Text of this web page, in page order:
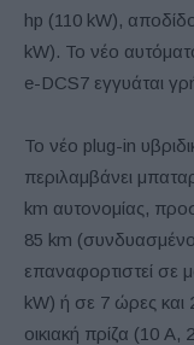
hp (110 kW),
kW). Το νέο
e-DCS7 εγγυάται
Το νέο plug-in
περιλαμβάνει
km αυτονομίας,
85 km
επαναφορτιστεί σε
kW) ή σε 7 ώρες και
οικιακή πρίζα (10 A,